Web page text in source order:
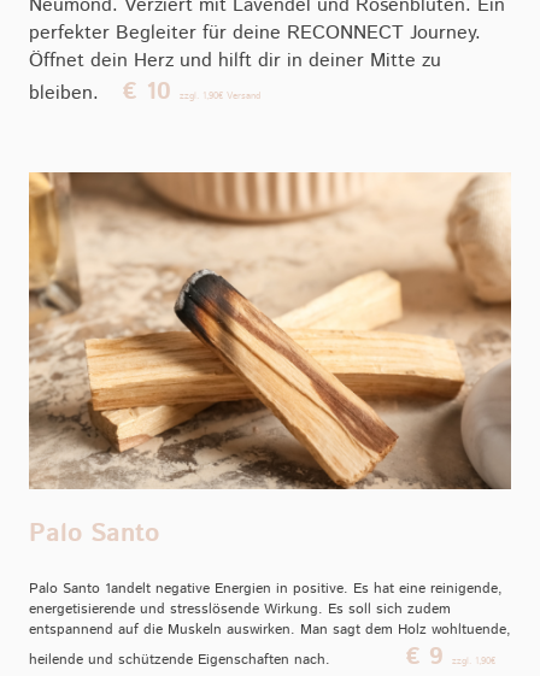
perfekter Begleiter für deine RECONNECT Journey.
Öffnet dein Herz und hilft dir in deiner Mitte zu
bleiben. € 10 zzgl. 1,90€ Versand
Palo Santo
Palo Santo 1andelt negative Energien in positive. Es hat eine reinigende,
energetisierende und stresslösende Wirkung. Es soll sich zudem
entspannend auf die Muskeln auswirken. Man sagt dem Holz wohltuende,
heilende und schützende Eigenschaften nach.
€ 9 zzgl. 1,90€